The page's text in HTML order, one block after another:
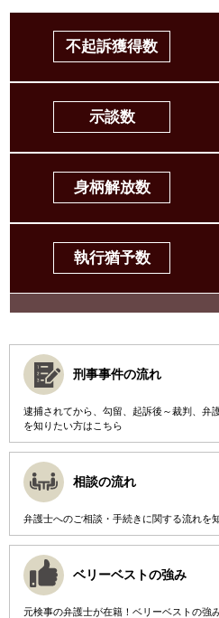
不起訴獲得数
示談数
身柄解放数
執行猶予数
刑事事件の流れ
逮捕されてから、勾留、起訴後～裁判、弁
を知りたい方はこちら
相談の流れ
弁護士へのご相談・手続きに関する流れを
ベリーベストの強み
元検事の弁護士が在籍！ベリーベストの強